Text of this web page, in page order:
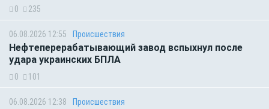
0 235
06.08.2026 12:55 Происшествия
Нефтеперерабатывающий завод вспыхнул после
удара украинских БПЛА
0 101
06.08.2026 12:38 Происшествия